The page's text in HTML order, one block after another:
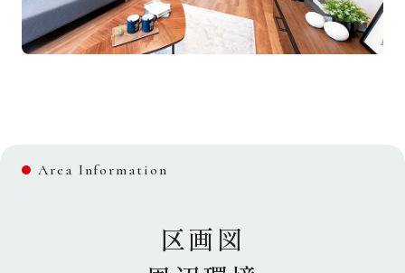
Area Information
区画図